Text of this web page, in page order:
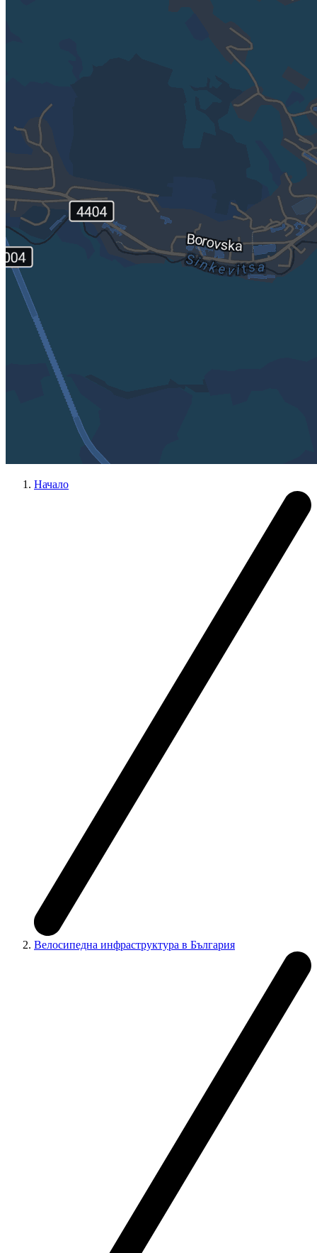
Начало
Велосипедна инфраструктура в България